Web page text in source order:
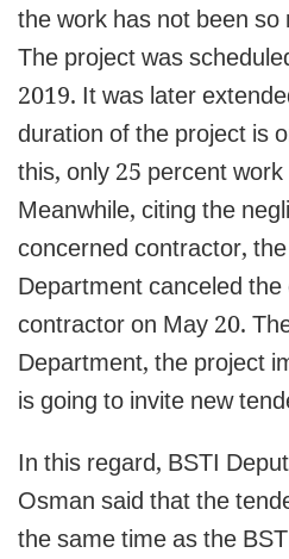
the work has not been
The project was
2019. It was later
duration of the project is
this, only 25 percent
Meanwhile, citing the
concerned contractor,
Department canceled
contractor on May 20.
Department, the project
is going to invite new
In this regard, BSTI
Osman said that the
the same time as the